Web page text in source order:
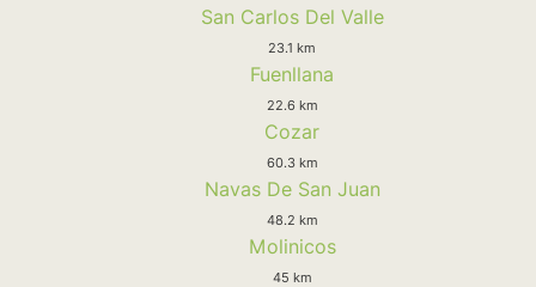
San Carlos Del Valle
23.1 km
Fuenllana
22.6 km
Cozar
60.3 km
Navas De San Juan
48.2 km
Molinicos
45 km